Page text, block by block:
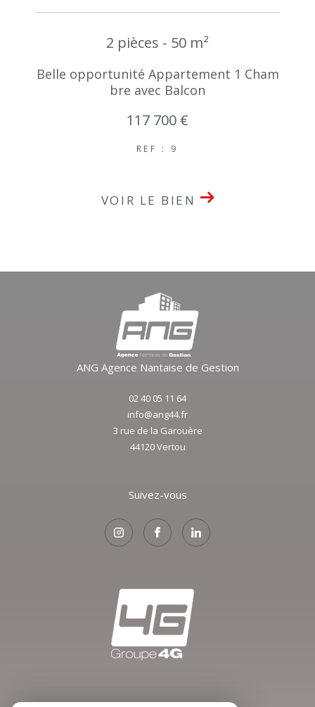
2 pièces - 50 m²
Belle opportunité Appartement 1 Cham
bre avec Balcon
117 700 €
REF : 9
VOIR LE BIEN
ANG Agence Nantaise de Gestion
02 40 05 11 64
info@ang44.fr
3 rue de la Garouère
44120 vertou
Suivez-vous